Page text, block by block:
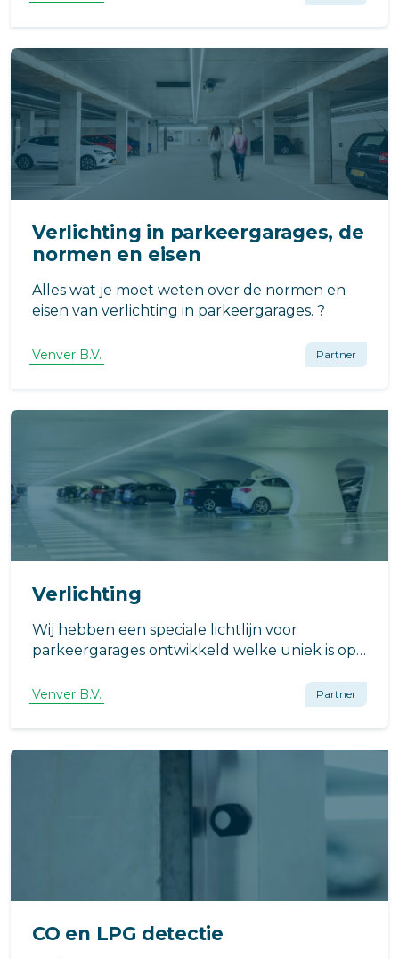
voldoen aan de ErP-verordening 1253/2014
(energie-efficiëntie) norm.
Verlichting in parkeergarages, de
normen en eisen
Alles wat je moet weten over de normen en
eisen van verlichting in parkeergarages. ?
Venver B.V. Partner
Verlichting
Wij hebben een speciale lichtlijn voor
parkeergarages ontwikkeld welke uniek is op
power leds en de hoge specifieke lichtstroom
(lumen/watt verhouding) zorgt voor een zeer
goede en efficiënte verlichting.
Venver B.V. Partner
CO en LPG detectie